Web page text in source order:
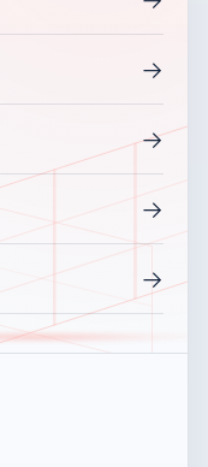
→
→
→
→